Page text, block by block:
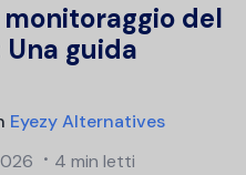
del
guida
Eyezy Alternatives
4 min letti